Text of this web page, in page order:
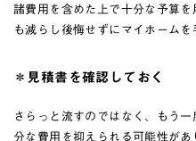
諸費用を含めた上で十分な予算
も減らし後悔せずにマイホームを
＊見積書を確認しておく
さらっと流すのではなく、もう
分な費用を抑えられる可能性があ